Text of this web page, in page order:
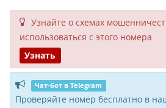
Узнайте о схемах
исполь­зоваться с этого номера
Узнать
Чат-бот в Telegram
Проверяйте номер бесплатно в